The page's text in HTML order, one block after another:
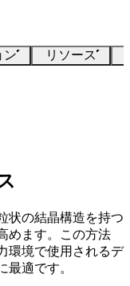
ン リソース
状の結晶構造を持つ
めます。この方法
環境で使用されるデ
最適です。